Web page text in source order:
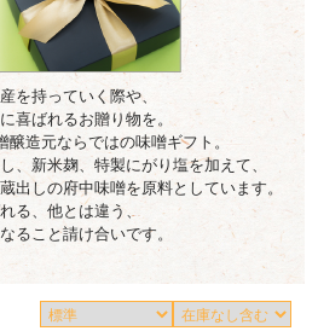
を持っていく際や、
喜ばれるお贈り物を。
造元ならではの味噌ギフト。
、新米麹、特製にがり塩を加えて、
出しの府中味噌を原料としています。
る、他とは違う、
ること請け合いです。